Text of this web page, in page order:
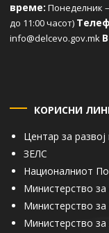
време: Понеделник
до 11:00 часот)
info@delcevo.gov.mk
КОРИСНИ
Центар за
ЗЕЛС
Националниот
Министерство
Министерство за
Министерство